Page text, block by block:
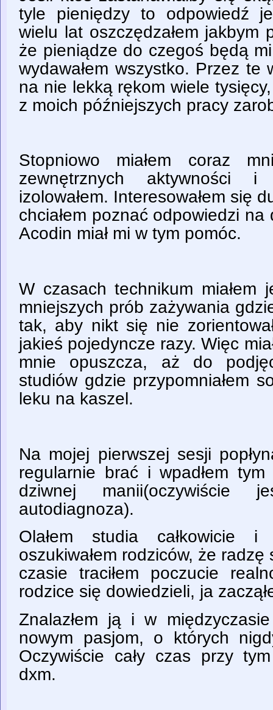
tyle pieniędzy to odpowiedź
wielu lat oszczędzałem jakbym
że pieniądze do czegoś będą
wydawałem wszystko. Przez te
na nie lekką rękom wiele
z moich późniejszych pracy
Stopniowo miałem coraz
zewnętrznych aktywności
izolowałem. Interesowałem się
chciałem poznać odpowiedzi
Acodin miał mi w tym pomóc.
W czasach technikum miałem
mniejszych prób zażywania
tak, aby nikt się nie
jakieś pojedyncze razy. Więc
mnie opuszcza, aż do
studiów gdzie przypomniałem
leku na kaszel.
Na mojej pierwszej sesji
regularnie brać i wpadłem
dziwnej
autodiagnoza).
Olałem studia całkowicie
oszukiwałem rodziców, że
czasie traciłem poczucie
rodzice się dowiedzieli, ja
Znalazłem ją i w
nowym pasjom, o których
Oczywiście cały czas przy
dxm.